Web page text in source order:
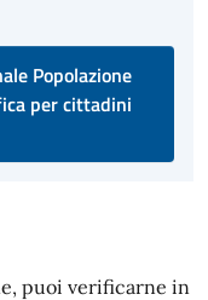
Popolazione
per cittadini
puoi verificarne in